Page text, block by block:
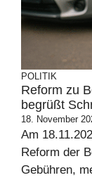
POLITIK
Reform zu
begrüßt
18. November
Am
Reform der
Gebühren,